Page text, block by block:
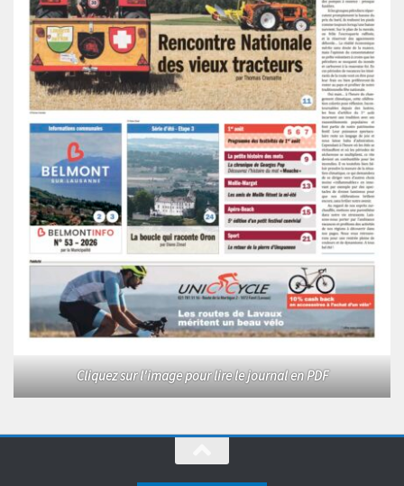
Cliquez sur l'image pour lire le journal en PDF